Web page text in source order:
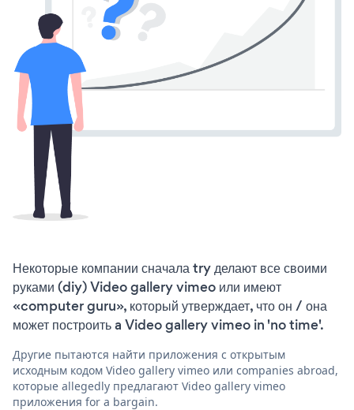
Некоторые компании сначала try делают все своими
руками (diy) Video gallery vimeo или имеют
«computer guru», который утверждает, что он / она
может построить a Video gallery vimeo in 'no time'.
Другие пытаются найти приложения с открытым
исходным кодом Video gallery vimeo или companies abroad,
которые allegedly предлагают Video gallery vimeo
приложения for a bargain.